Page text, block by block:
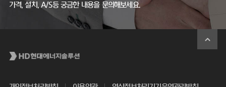
가격, 설치, A/S등 궁금한 내용을 문의해보세요.